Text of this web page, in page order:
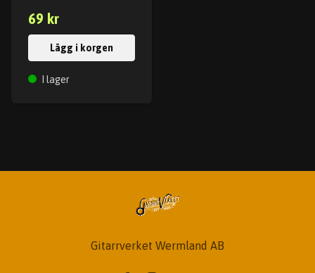
69 kr
Lägg i korgen
I lager
Gitarrverket Wermland AB